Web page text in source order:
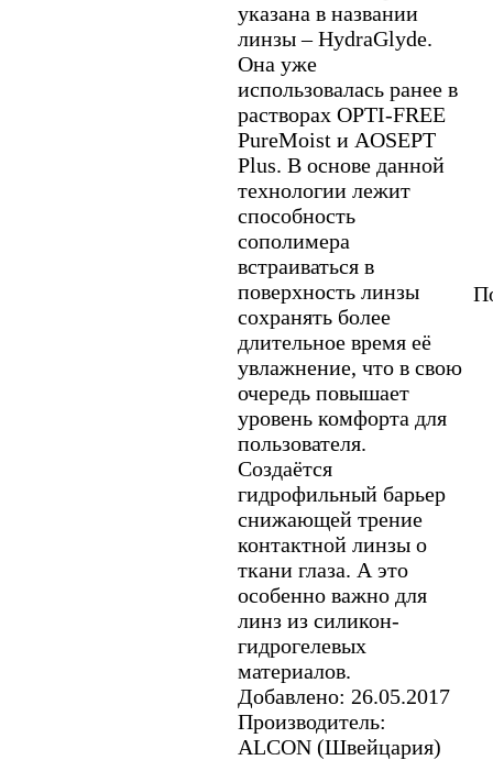
указана в названии
линзы – HydraGlyde.
Она уже
использовалась ранее в
растворах OPTI-FREE
PureMoist и AOSEPT
Plus. В основе данной
технологии лежит
способность
сополимера
встраиваться в
поверхность линзы
сохранять более
длительное время её
увлажнение, что в свою
очередь повышает
уровень комфорта для
пользователя.
Создаётся
гидрофильный барьер
снижающей трение
контактной линзы о
ткани глаза. А это
особенно важно для
линз из силикон-
гидрогелевых
материалов.
Добавлено: 26.05.2017
Производитель:
ALCON (Швейцария)